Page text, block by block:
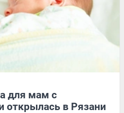
для мам с
открылась в Рязани